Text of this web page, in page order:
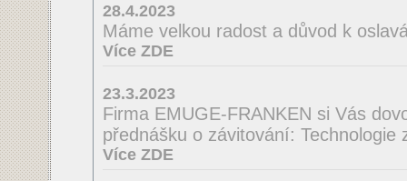
28.4.2023
Máme velkou radost a důvod k
Více ZDE
23.3.2023
Firma EMUGE-FRANKEN si Vás
přednášku o závitování: Technologie
Více ZDE